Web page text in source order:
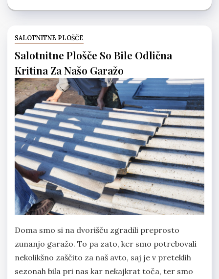
SALOTNITNE PLOŠČE
Salotnitne Plošče So Bile Odlična
Kritina Za Našo Garažo
Doma smo si na dvorišču zgradili preprosto
zunanjo garažo. To pa zato, ker smo potrebovali
nekolikšno zaščito za naš avto, saj je v preteklih
sezonah bila pri nas kar nekajkrat toča, ter smo